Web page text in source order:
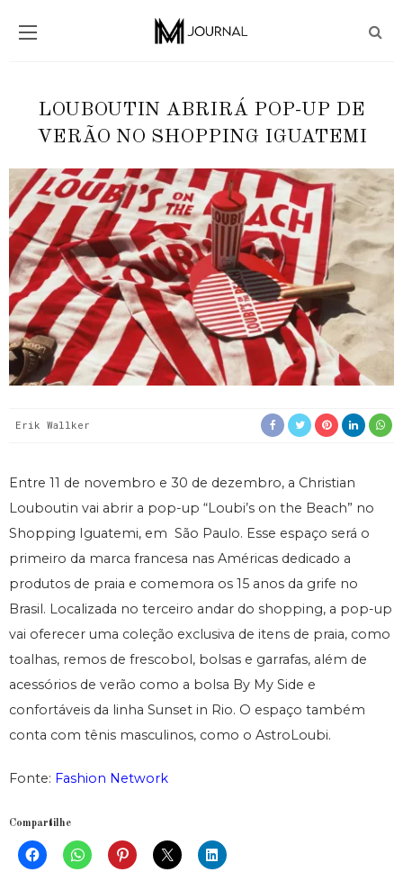
LOUBOUTIN ABRIRÁ POP-UP DE
VERÃO NO SHOPPING IGUATEMI
Erik Wallker
Entre 11 de novembro e 30 de dezembro, a Christian
Louboutin vai abrir a pop-up “Loubi’s on the Beach” no
Shopping Iguatemi, em São Paulo. Esse espaço será o
primeiro da marca francesa nas Américas dedicado a
produtos de praia e comemora os 15 anos da grife no
Brasil. Localizada no terceiro andar do shopping, a pop-up
vai oferecer uma coleção exclusiva de itens de praia, como
toalhas, remos de frescobol, bolsas e garrafas, além de
acessórios de verão como a bolsa By My Side e
confortáveis ​​da linha Sunset in Rio. O espaço também
conta com tênis masculinos, como o AstroLoubi.
Fonte: Fashion Network
Compartilhe